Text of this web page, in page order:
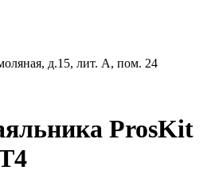
д.15, лит. А, пом. 24
ProsKit